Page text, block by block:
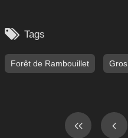
 Tags
Forêt de Rambouillet